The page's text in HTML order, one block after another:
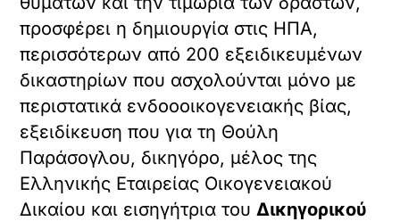
προσφέρει η δημιουργία στις ΗΠΑ,
περισσότερων από 200 εξειδικευμένων
δικαστηρίων που ασχολούνται μόνο με
περιστατικά ενδοοοικογενειακής βίας,
εξειδίκευση που για τη Θούλη
Παράσογλου, δικηγόρο, μέλος της
Ελληνικής Εταιρείας Οικογενειακού
Δικαίου και εισηγήτρια του Δικηγορικού